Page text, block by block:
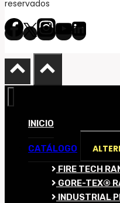
reservados
INICIO
CATÁLOGO
FIRE TECH
GORE-TEX®
INDUSTRIAL